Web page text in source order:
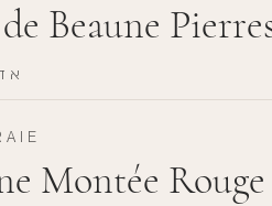
Beaune
Montée